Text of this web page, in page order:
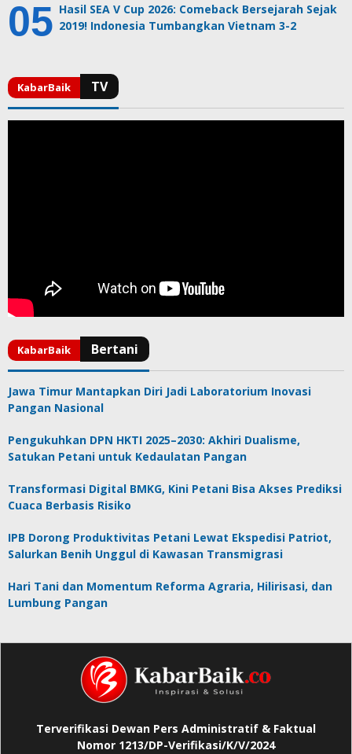
Hasil SEA V Cup 2026: Comeback Bersejarah Sejak
2019! Indonesia Tumbangkan Vietnam 3-2
Jawa Timur Mantapkan Diri Jadi Laboratorium Inovasi
Pangan Nasional
Pengukuhkan DPN HKTI 2025–2030: Akhiri Dualisme,
Satukan Petani untuk Kedaulatan Pangan
Transformasi Digital BMKG, Kini Petani Bisa Akses Prediksi
Cuaca Berbasis Risiko
IPB Dorong Produktivitas Petani Lewat Ekspedisi Patriot,
Salurkan Benih Unggul di Kawasan Transmigrasi
Hari Tani dan Momentum Reforma Agraria, Hilirisasi, dan
Lumbung Pangan
Terverifikasi Dewan Pers Administratif & Faktual
Nomor 1213/DP-Verifikasi/K/V/2024